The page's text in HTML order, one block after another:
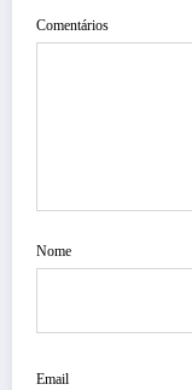
Comentários
Nome
Email